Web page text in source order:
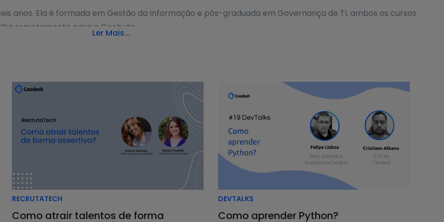
anos. Ela é formada em Gestão da Informação e pós-graduada em Governança de TI, ambos os cursos
remotamente para a Geobyte.
comunicação e direção do produto para todos os envolvidos do negócio, como o Product Owner
recurso feito a várias mãos e, por isso, pede um espírito colaborativo na equipe.
comentou Simone Moraes, não entra nos detalhes, como uma funcionalidade em si, mas sim nos
do tempo, ajudando todo o time a direcionar suas ações. O Roadmap também pode ser resumido como
inteira, não apenas uma árvore”, compara Simone Moraes.
e, mesmo assim, desenvolver as funcionalidades do produto. Mas isso vai depender do contexto. Em
Ler Mais...
RECRUTATECH
Como atrair talentos de forma
DEVTALKS
Como aprender Python?